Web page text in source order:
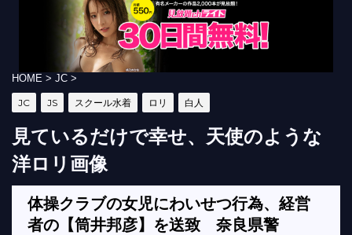
HOME > JC >
JC JS スクール水着 ロリ 白人
見ているだけで幸せ、天使のような
洋ロリ画像
体操クラブの女児にわいせつ行為、経営
者の【筒井邦彦】を送致 奈良県警